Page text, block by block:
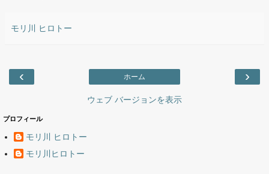
モリ川 ヒロトー
‹ ›
ホーム
ウェブ バージョンを表示
プロフィール
モリ川 ヒロトー
モリ川ヒロトー